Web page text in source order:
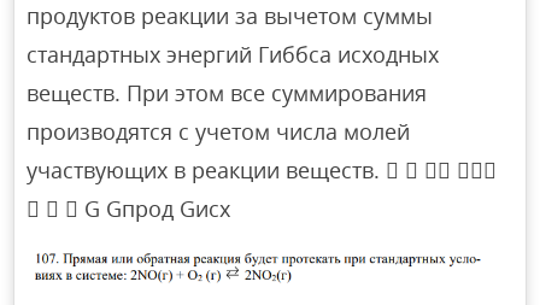
продуктов реакции за вычетом суммы
стандартных энергий Гиббса исходных
веществ. При этом все суммирования
производятся с учетом числа молей
участвующих в реакции веществ.    
   G Gпрод Gисх